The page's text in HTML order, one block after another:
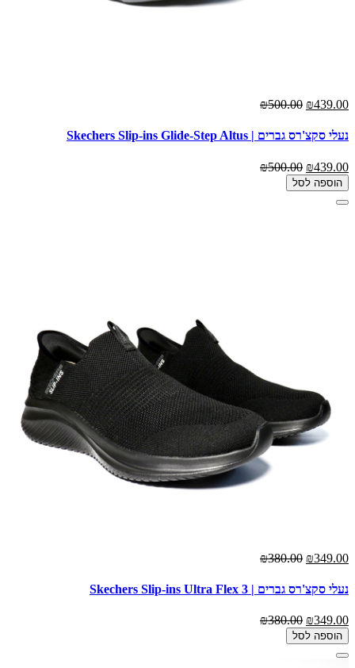
₪439.00
₪500.00
נעלי סקצ'רס גברים | Skechers Slip-ins Glide-Step Altus
₪439.00
₪500.00
הוספה לסל
₪349.00
₪380.00
נעלי סקצ'רס גברים | Skechers Slip-ins Ultra Flex 3
₪349.00
₪380.00
הוספה לסל